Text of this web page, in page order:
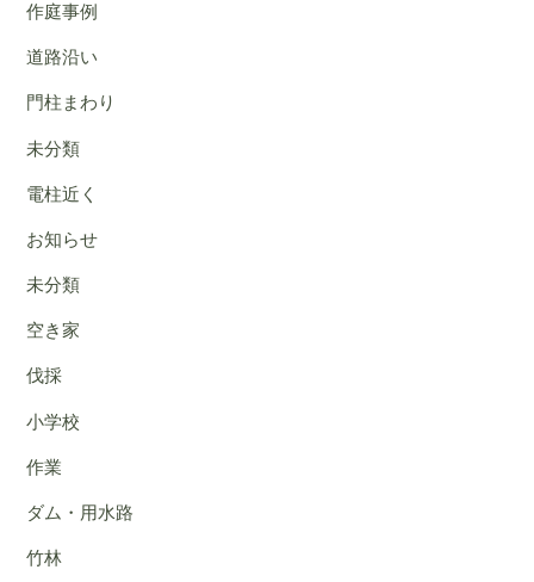
作庭事例
道路沿い
門柱まわり
未分類
電柱近く
お知らせ
未分類
空き家
伐採
小学校
作業
ダム・用水路
竹林